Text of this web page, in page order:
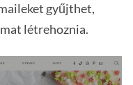
gyűjthet,
létrehoznia.